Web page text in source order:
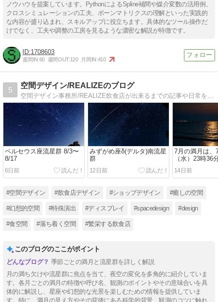
ノウハウを提案しています。PythonによるSpline補間や媒介変数の活用例、
クロスシミュレーションの工夫、ボーンマトリクスの理解といった実践的
な内容が盛り込まれ、スキルアップに役立ちます。具体的なツール操作だ
けでなく、工夫や調整の工房を見るような濃密な解説が特徴です。
1708603
週間IN:60 週間OUT:120 月間IN:410
5
空間デザイン/REALIZEのブログ
空間デザイン事務所/REALIZE飲食店が出来るまでの記事や日常を マイペースでアップしたいと思います。
ペルセウス座流星群 8/3〜
8/17
6日前
みずがめ座δ(デルタ)南流星
群
12日前
7月の満月は、
（水）23時36
14日前
#空間デザイン #飲食店デザイン #ショップデザイン #癒しの空間
#幻想的空間 #特殊演出 #ディスプレイ #spacedesign #design
#食空間 #落ち着く空間 #繁栄する飲食店
このブログのここがポイント
季節ごとの満月と流星群を詳しく解説
月の満ち欠けや流星群に焦点を当て、夜空の変化を多角的に紹介していま
す。各月ごとの満月の特徴や呼び名、観測のポイントやその意味合いを具
体的に解説し、星座や幻想的な光景を楽しむための情報を提供していま
す。特に、満月の見え方やその背後にある科学的背景、観測のコツに触れ